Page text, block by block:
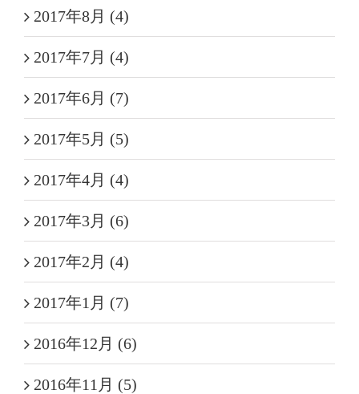
2017年8月 (4)
2017年7月 (4)
2017年6月 (7)
2017年5月 (5)
2017年4月 (4)
2017年3月 (6)
2017年2月 (4)
2017年1月 (7)
2016年12月 (6)
2016年11月 (5)